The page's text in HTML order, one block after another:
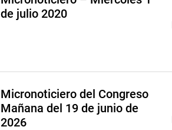
de julio 2020
Micronoticiero del Congreso
Mañana del 19 de junio de
2026